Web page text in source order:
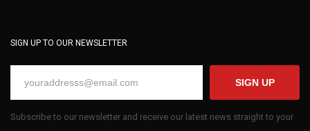
SIGN UP TO OUR NEWSLETTER
SIGN UP
Subscribe to our newsletter and receive our latest news straight to your